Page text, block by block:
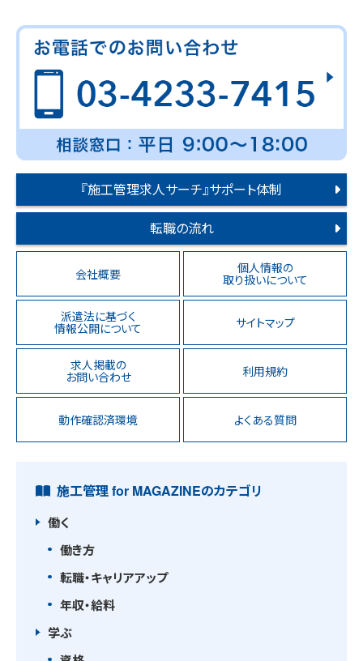
『施工管理求人サーチ』サポート体制
転職の流れ
会社概要 個人情報の
取り扱いについて
派遣法に基づく
情報公開について サイトマップ
求人掲載の
お問い合わせ 利用規約
動作確認済環境 よくある質問
施工管理 for MAGAZINEのカテゴリ
働く
働き方
転職・キャリアアップ
年収・給料
学ぶ